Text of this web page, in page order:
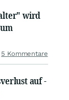
wird
5 Kommentare
auf -